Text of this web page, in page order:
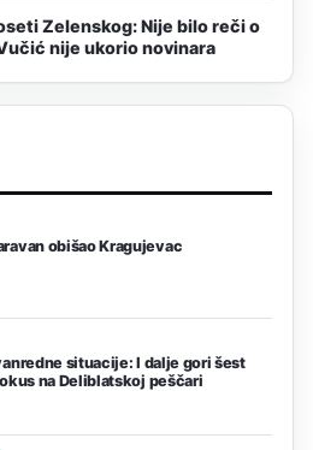
Zelenskog: Nije bilo reči o
nije ukorio novinara
obišao Kragujevac
situacije: I dalje gori šest
na Deliblatskoj peščari